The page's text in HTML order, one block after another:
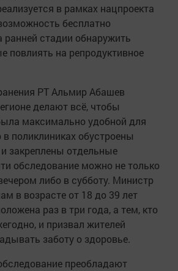
в рамках нацпроекта
бесплатно
ранней стадии обнаружить
повлиять на репродуктивное
РТ Альмир Абашев
делают всё, чтобы
максимально удобной для
поликлиниках обустроены
закреплены отдельные
обследование можно не только
либо в субботу. Министр
в возрасте от 18 до 39 лет
раз в три года, а тем, кто
и призвал жителей
заботу о здоровье.
преобладают